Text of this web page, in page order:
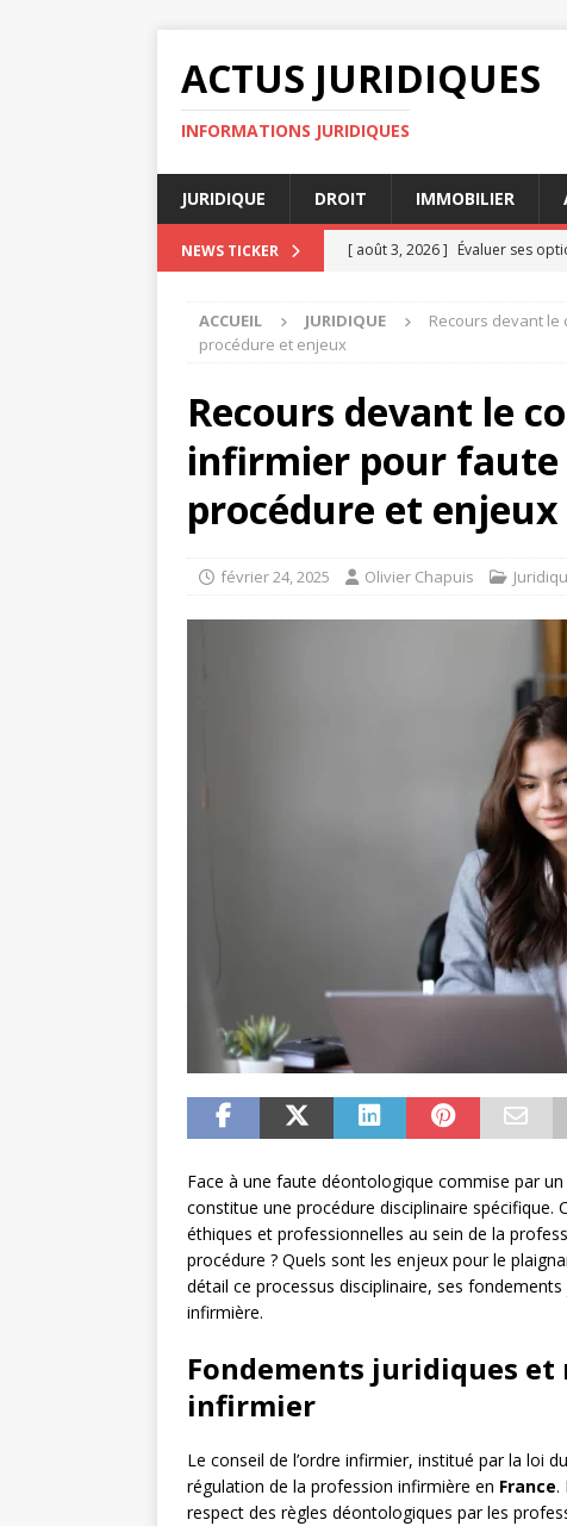
ACTUS JURIDIQUES
INFORMATIONS JURIDIQUES
JURIDIQUE DROIT IMMOBILIER
NEWS TICKER [ août 3, 2026 ] Évaluer ses
[ juillet 31, 2026 ] Force
Versailles
DIVORCE
[ juillet 30, 2026 ] Question clé :
Diffamation :
ACCUEIL JURIDIQUE
Recours devant
procédure et enjeux
Recours devant le
infirmier pour faute
procédure et enjeux
février 24, 2025 Olivier Chapuis
Face à une faute déontologique commise par
constitue une procédure disciplinaire spécifique.
éthiques et professionnelles au sein de la
procédure ? Quels sont les enjeux pour le
détail ce processus disciplinaire, ses
infirmière.
Fondements juridiques et
infirmier
Le conseil de l’ordre infirmier, institué par la loi
régulation de la profession infirmière en France.
respect des règles déontologiques par les